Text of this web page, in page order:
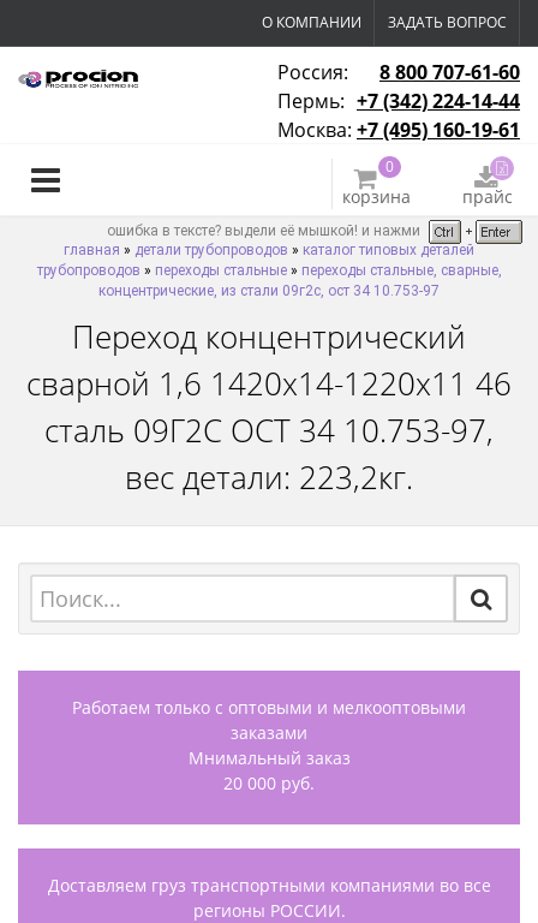
О КОМПАНИИ ЗАДАТЬ ВОПРОС
Россия:
8 800 707-61-60
Пермь: +7 (342) 224-14-44
Москва: +7 (495) 160-19-61
0
корзина прайс
ошибка в тексте? выдели её мышкой! и нажми
главная » детали трубопроводов » каталог типовых деталей
трубопроводов » переходы стальные» переходы стальные, сварные,
концентрические, из стали 09г2с, ост 34 10.753-97
Переход концентрический
сварной 1,6 1420х14-1220х11 46
сталь 09Г2С ОСТ 34 10.753-97,
вес детали: 223,2кг.
Работаем только с оптовыми и мелкооптовыми
заказами
Мнимальный заказ
20 000 руб.
Доставляем груз транспортными компаниями во все
регионы РОССИИ.